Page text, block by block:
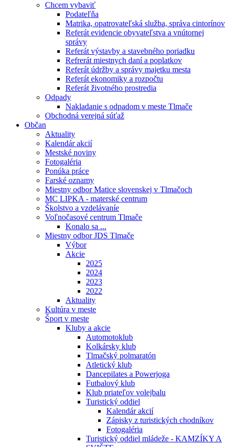
Chcem vybaviť
Podateľňa
Matrika, opatrovateľská služba, správa cintorínov
Referát evidencie obyvateľstva a vnútornej
správy
Referát výstavby a stavebného poriadku
Refrerát miestnych daní a poplatkov
Referát údržby a správy majetku mesta
Referát ekonomiky a rozpočtu
Referát životného prostredia
Odpady
Nakladanie s odpadom v meste Tlmače
Obchodná verejná súťaž
Občan
Aktuality
Kalendár akcií
Mestské noviny
Fotogaléria
Ponúka práce
Farské oznamy
Miestny odbor Matice slovenskej v Tlmačoch
MC LIPKA - materské centrum
Školstvo a vzdelávaníe
Voľnočasové centrum Tlmače
Konalo sa ...
Miestny odbor JDS Tlmače
Výbor
Akcie
2025
2024
2023
2022
Aktuality
Kultúra v meste
Šport v meste
Kluby a akcie
Automotoklub
Kolkársky klub
Tlmačský polmaratón
Atletický klub
Dancepilates a Powerjoga
Futbalový klub
Klub priateľov volejbalu
Turistický oddiel
Kalendár akcií
Zápisky z turistických chodníkov
Fotogaléria
Turistický oddiel mládeže - KAMZÍKY A